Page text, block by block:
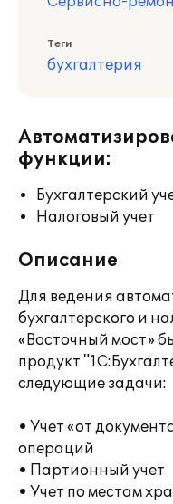
Теги
бухгалтерия
функции:
Бухгалтерский
Налоговый учет
Описание
Для ведения
бухгалтерского и
«Восточный мост»
продукт
следующие задачи:
• Учет «от
операций
• Партионный учет
• Учет по местам